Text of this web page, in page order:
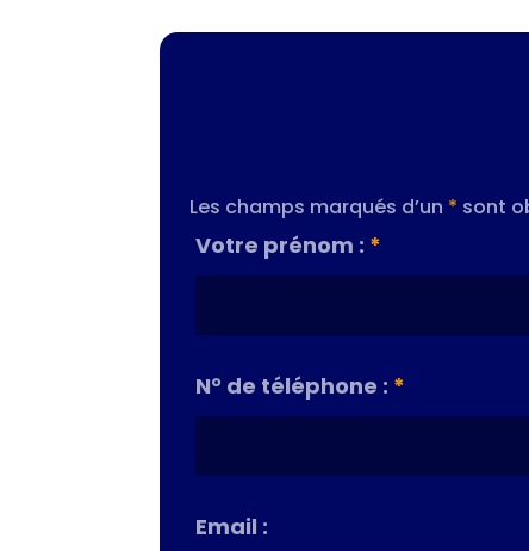
Les champs marqués d’un * sont
Votre prénom : *
N° de téléphone : *
Email :